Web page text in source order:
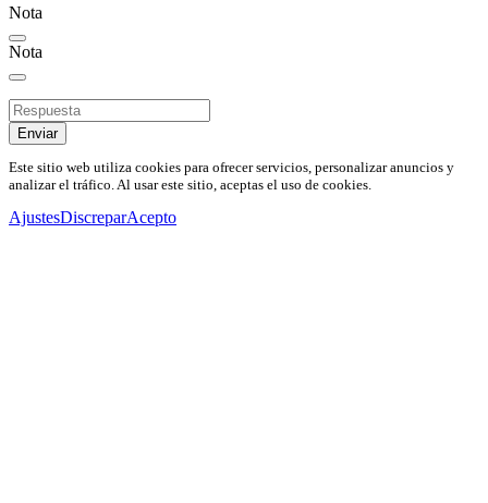
Nota
Nota
Enviar
Este sitio web utiliza cookies para ofrecer servicios, personalizar anuncios y
analizar el tráfico. Al usar este sitio, aceptas el uso de cookies.
AjustesDiscreparAcepto